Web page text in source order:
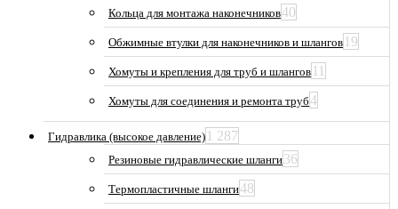
Кольца для монтажа наконечников40
Обжимные втулки для наконечников и шлангов 19
Хомуты и крепления для труб и шлангов 11
Хомуты для соединения и ремонта труб4
Гидравлика (высокое давление) 1 287
Резиновые гидравлические шланги36
Термопластичные шланги48